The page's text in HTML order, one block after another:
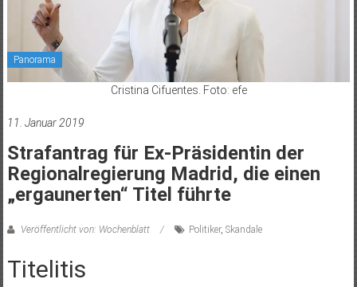
Panorama
Cristina Cifuentes. Foto: efe
11. Januar 2019
Strafantrag für Ex-Präsidentin der
Regionalregierung Madrid, die einen
„ergaunerten“ Titel führte
Veröffentlicht von: Wochenblatt Politiker, Skandale
Titelitis